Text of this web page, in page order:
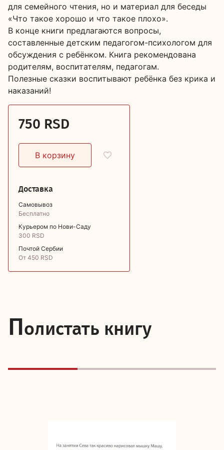
для семейного чтения, но и материал для беседы
«Что такое хорошо и что такое плохо».
В конце книги предлагаются вопросы,
составленные детским педагогом-психологом для
обсуждения с ребёнком. Книга рекомендована
родителям, воспитателям, педагогам.
Полезные сказки воспитывают ребёнка без крика и
наказаний!
750 RSD
Доставка
Самовывоз
Бесплатно
Курьером по Нови-Саду
300 RSD
Почтой Сербии
От 450 RSD
Полистать книгу